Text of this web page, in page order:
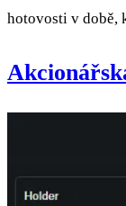
hotovosti v době,